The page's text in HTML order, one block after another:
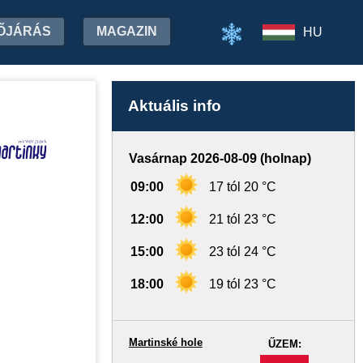
MAGAZIN HU
Aktuális info
Vasárnap 2026-08-09 (holnap)
09:00 17 tól 20 °C
12:00 21 tól 23 °C
15:00 23 tól 24 °C
18:00 19 tól 23 °C
ŰZEM:
Martinské hole